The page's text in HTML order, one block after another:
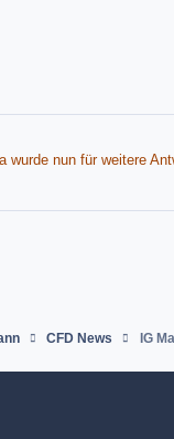
wurde nun für weitere
CFD News IG